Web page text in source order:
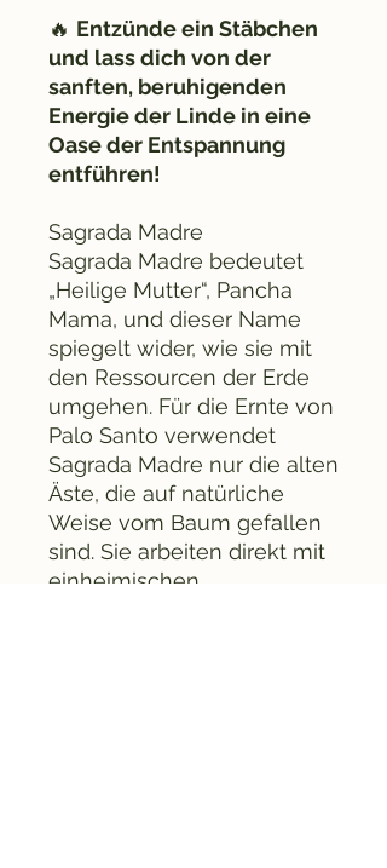
🔥 Entzünde ein Stäbchen
und lass dich von der
sanften, beruhigenden
Energie der Linde in eine
Oase der Entspannung
entführen!
Sagrada Madre
Sagrada Madre bedeutet
„Heilige Mutter“, Pancha
Mama, und dieser Name
spiegelt wider, wie sie mit
den Ressourcen der Erde
umgehen. Für die Ernte von
Palo Santo verwendet
Sagrada Madre nur die alten
Äste, die auf natürliche
Weise vom Baum gefallen
sind. Sie arbeiten direkt mit
einheimischen